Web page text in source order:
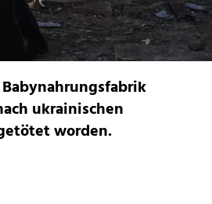
ukrainischen
worden.